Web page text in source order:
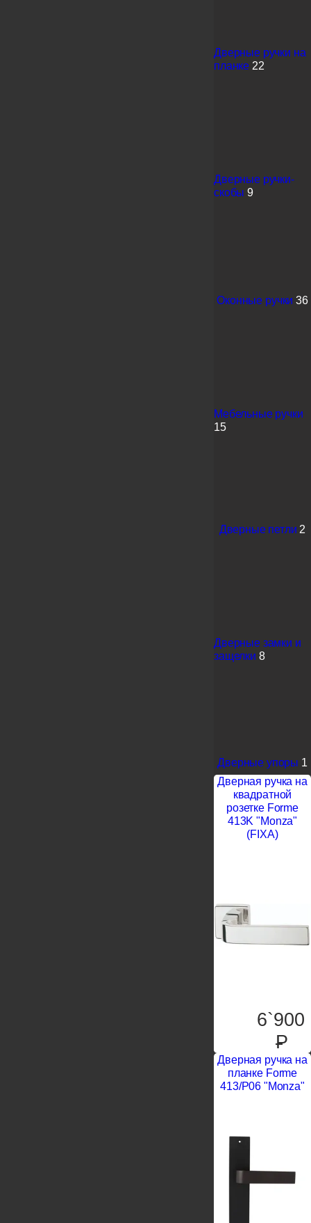
Дверные ручки на
планке 22
Дверные ручки-
скобы 9
Оконные ручки 36
Мебельные ручки
15
Дверные петли 2
Дверные замки и
защелки 8
Дверные упоры 1
Дверная ручка на
квадратной
розетке Forme
413K "Monza"
(FIXA)
6`900
P
Дверная ручка на
планке Forme
413/P06 "Monza"